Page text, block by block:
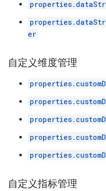
er
自定义维度管理
自定义指标管理